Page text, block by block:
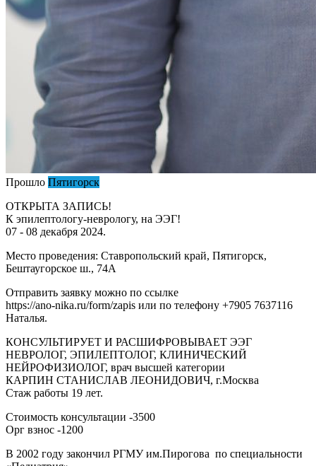
Прошло Пятигорск
ОТКРЫТА ЗАПИСЬ!
К эпилептологу-неврологу, на ЭЭГ!
07 - 08 декабря 2024.
Место проведения: Ставропольский край, Пятигорск,
Бештаугорское ш., 74А
Отправить заявку можно по ссылке
https://ano-nika.ru/form/zapis или по телефону +7905 7637116
Наталья.
КОНСУЛЬТИРУЕТ И РАСШИФРОВЫВАЕТ ЭЭГ
НЕВРОЛОГ, ЭПИЛЕПТОЛОГ, КЛИНИЧЕСКИЙ
НЕЙРОФИЗИОЛОГ, врач высшей категории
КАРПИН СТАНИСЛАВ ЛЕОНИДОВИЧ, г.Москва
Стаж работы 19 лет.
Стоимость консультации -3500
Орг взнос -1200
В 2002 году закончил РГМУ им.Пирогова по специальности